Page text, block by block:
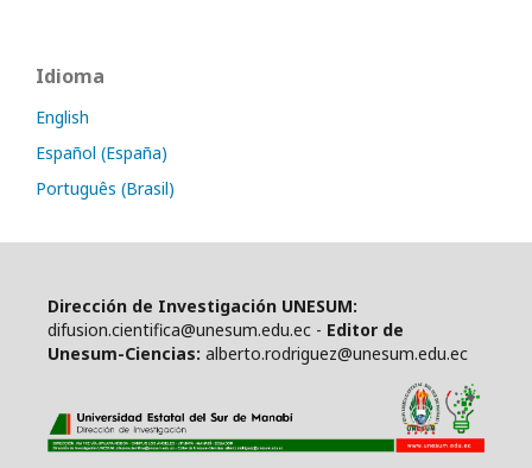
Idioma
English
Español (España)
Português (Brasil)
Dirección de Investigación UNESUM:
difusion.cientifica@unesum.edu.ec - Editor de
Unesum-Ciencias: alberto.rodriguez@unesum.edu.ec